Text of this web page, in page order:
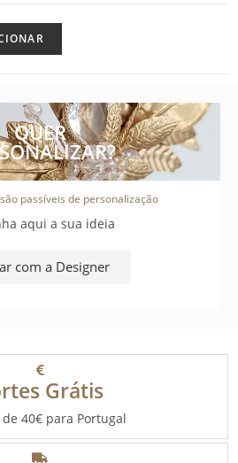
QUER
passíveis de personalização
aqui a sua ideia
com a Designer
Grátis
40€ para Portugal